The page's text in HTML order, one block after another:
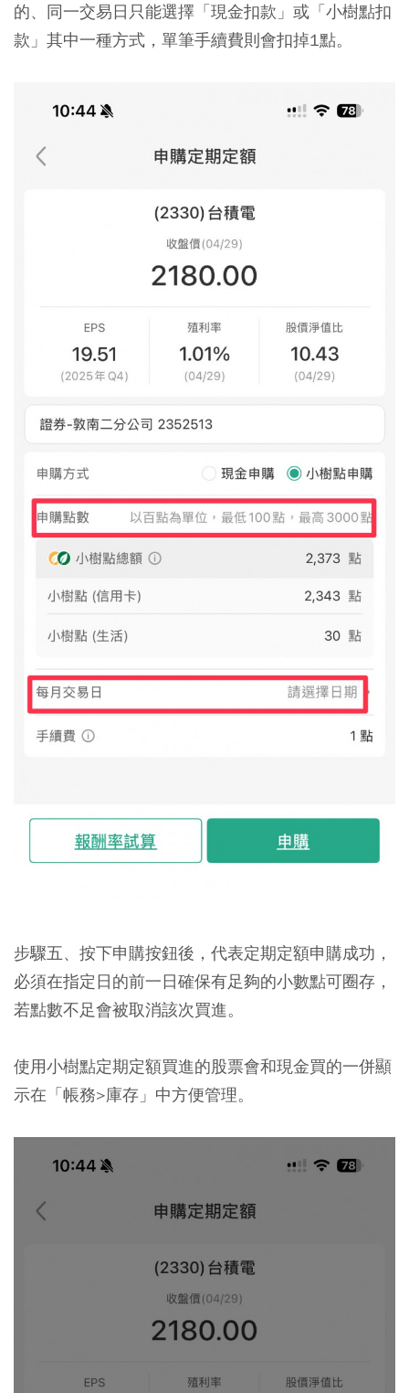
的、同一交易日只能選擇「現金扣款」或「小樹點扣
款」其中一種方式，單筆手續費則會扣掉1點。
步驟五、按下申購按鈕後，代表定期定額申購成功，
必須在指定日的前一日確保有足夠的小數點可圈存，
若點數不足會被取消該次買進。
使用小樹點定期定額買進的股票會和現金買的一併顯
示在「帳務>庫存」中方便管理。